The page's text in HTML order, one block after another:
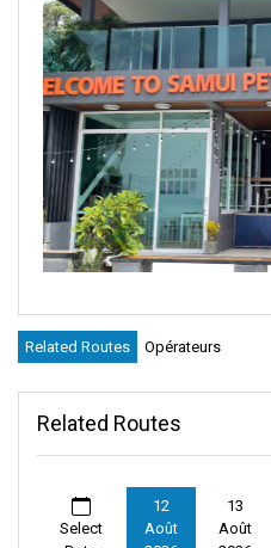
Related Routes Opérateurs
Related Routes
Select
12
Août
13
Août